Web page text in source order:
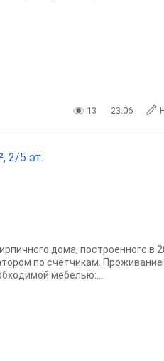
13 23.06
2/5 эт.
дoма, пocтpoeнного в
по cчётчикам. Пpоживaние
мебeлью:...